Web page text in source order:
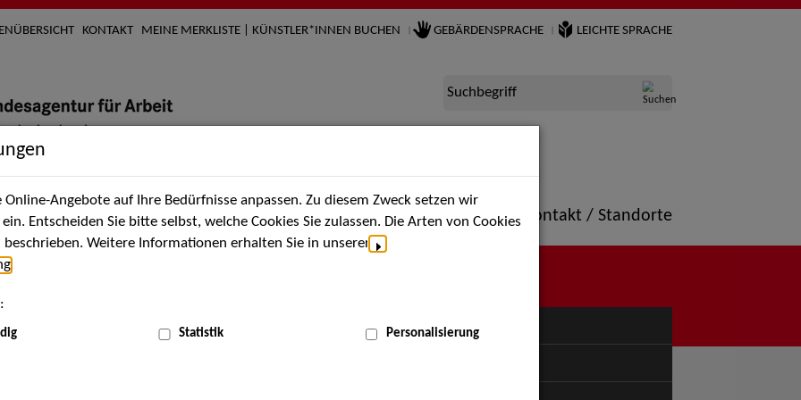
KONTAKT MEINE MERKLISTE | KÜNSTLER*INNEN BUCHEN GEBÄRDENSPRACHE LEICHTE SPRACHE
Suchbegriff
Künstler*innen Über uns Aktuelles Termine Portfolio Kontakt / Standorte
MENÜ
Angebote auf Ihre Bedürfnisse anpassen. Zu diesem Zweck setzen wir
Entscheiden Sie bitte selbst, welche Cookies Sie zulassen. Die Arten von Cookies
Weitere Informationen erhalten Sie in unserer
Statistik Personalisierung